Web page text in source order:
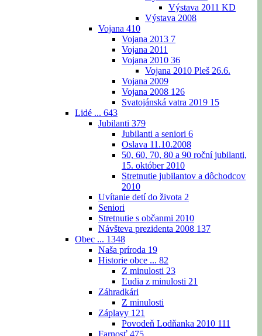
Výstava 2011 KD
Výstava 2008
Vojana 410
Vojana 2013 7
Vojana 2011
Vojana 2010 36
Vojana 2010 Pleš 26.6.
Vojana 2009
Vojana 2008 126
Svatojánská vatra 2019 15
Lidé ... 643
Jubilanti 379
Jubilanti a seniori 6
Oslava 11.10.2008
50, 60, 70, 80 a 90 roční jubilanti,
15. október 2010
Stretnutie jubilantov a dôchodcov
2010
Uvítanie detí do života 2
Seniori
Stretnutie s občanmi 2010
Návšteva prezidenta 2008 137
Obec ... 1348
Naša príroda 19
Historie obce ... 82
Z minulosti 23
Ľudia z minulosti 21
Záhradkári
Z minulosti
Záplavy 121
Povodeň Lodňanka 2010 111
Farnosť 475